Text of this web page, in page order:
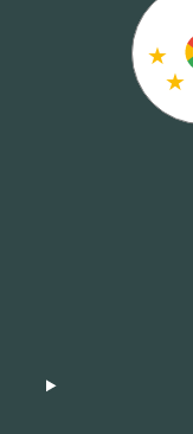
★
★